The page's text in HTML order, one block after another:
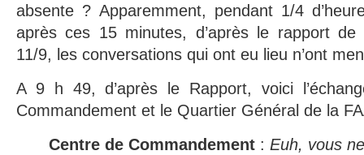
absente ? Apparemment, pendant 1/4
après ces 15 minutes, d’après le rapport
11/9, les conversations qui ont eu lieu n’ont
A 9 h 49, d’après le Rapport, voici
Commandement et le Quartier Général de la
Centre de Commandement : Euh, vous